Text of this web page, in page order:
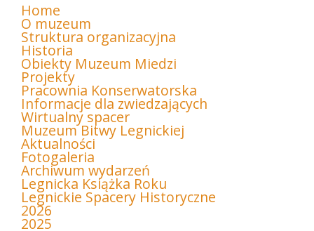
Home
O muzeum
Struktura organizacyjna
Historia
Obiekty Muzeum Miedzi
Projekty
Pracownia Konserwatorska
Informacje dla zwiedzających
Wirtualny spacer
Muzeum Bitwy Legnickiej
Aktualności
Fotogaleria
Archiwum wydarzeń
Legnicka Książka Roku
Legnickie Spacery Historyczne
2026
2025